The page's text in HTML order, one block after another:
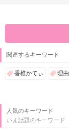
関連するキーワード
香椎かてぃ 理由
人気のキーワード
いま話題のキーワード